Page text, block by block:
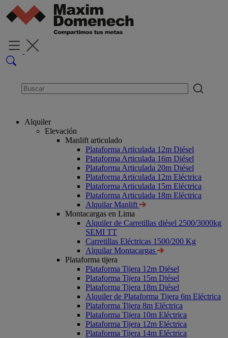
Alquiler
Elevación
Manlift articulado
Plataforma Articulada 12m Diésel
Plataforma Articulada 16m Diésel
Plataforma Articulada 20m Diésel
Plataforma Articulada 12m Eléctrica
Plataforma Articulada 15m Eléctrica
Plataforma Articulada 18m Eléctrica
Alquilar Manlift
Montacargas en Lima
Alquiler de Carretillas diésel 2500/3000kg
SEMI TT
Carretillas Eléctricas 1500/200 Kg
Alquilar Montacargas
Plataforma tijera
Plataforma Tijera 12m Diésel
Plataforma Tijera 15m Diésel
Plataforma Tijera 18m Diésel
Alquiler de Plataforma Tijera 6m Eléctrica
Plataforma Tijera 8m Eléctrica
Plataforma Tijera 10m Eléctrica
Plataforma Tijera 12m Eléctrica
Plataforma Tijera 14m Eléctrica